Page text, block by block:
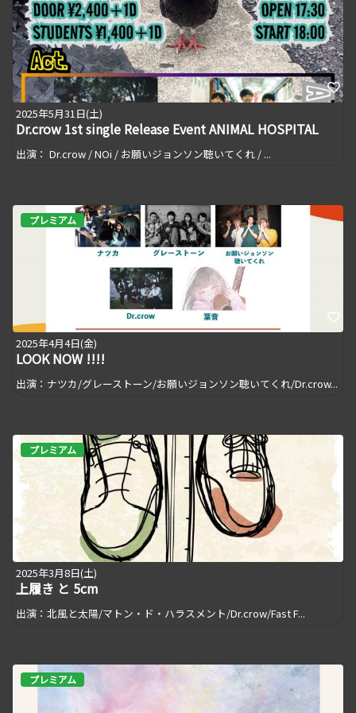
2025年5月31日(土)
Dr.crow 1st single Release Event ANIMAL HOSPITAL
出演： Dr.crow / NOi / お願いジョンソン聴いてくれ / ...
プレミアム
2025年4月4日(金)
LOOK NOW !!!!
出演：ナツカ/グレーストーン/お願いジョンソン聴いてくれ/Dr.crow...
プレミアム
2025年3月8日(土)
上履き と 5cm
出演：北風と太陽/マトン・ド・ハラスメント/Dr.crow/Fast F...
プレミアム